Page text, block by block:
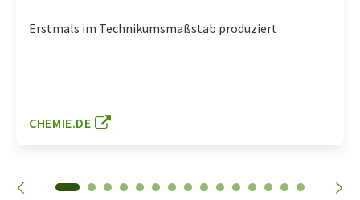
Erstmals im Technikumsmaßstab produziert
CHEMIE.DE